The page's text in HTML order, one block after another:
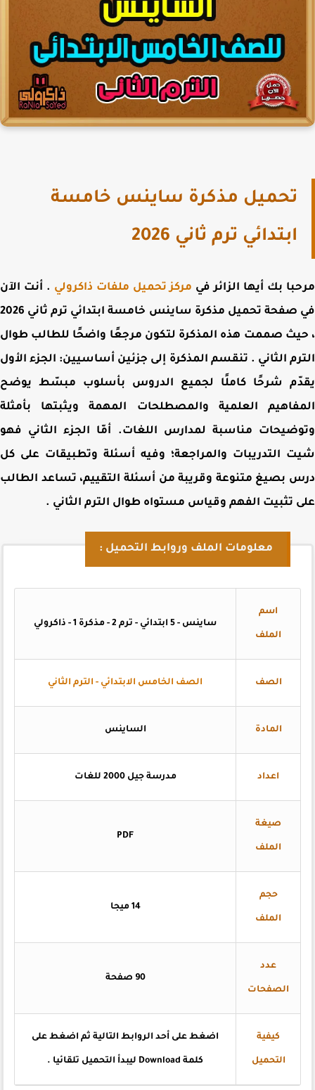
تحميل مذكرة ساينس خامسة
ابتدائي ترم ثاني 2026
بك أيها الزائر فيمركز تحميل ملفات ذاكرولي. أنت الآن
صفحة
تحميل مذكرة ساينس خامسة ابتدائي ترم ثاني 2026
صممت هذه المذكرة لتكون مرجعًا واضحًا للطالب طوال
الثاني . تنقسم المذكرة إلى جزئين أساسيين: الجزء الأول
شرحًا كاملًا لجميع الدروس بأسلوب مبسّط يوضح
العلمية والمصطلحات المهمة ويثبتها بأمثلة
مناسبة لمدارس اللغات. أمّا الجزء الثاني فهو
التدريبات والمراجعة؛ وفيه أسئلة وتطبيقات على كل
بصيغ متنوعة وقريبة من أسئلة التقييم، تساعد الطالب
تثبيت الفهم وقياس مستواه طوال الترم الثاني.
معلومات الملف وروابط التحميل :
اسم
الملف
ساينس - 5 ابتدائي - ترم 2 - مذكرة 1 - ذاكرولي
الصف الصف الخامس الابتدائي - الترم الثاني
المادة الساينس
اعداد مدرسة جيل 2000 للغات
صيغة
الملف
PDF
حجم
الملف
عدد
الصفحات
كيفية
التحميل
اضغط على أحد الروابط التالية ثم اضغط على
كلمة Download ليبدأ التحميل تلقائيا .